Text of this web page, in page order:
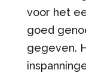
voor het
goed
gegeven.